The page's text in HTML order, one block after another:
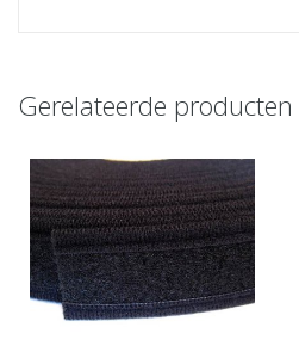
Gerelateerde producten